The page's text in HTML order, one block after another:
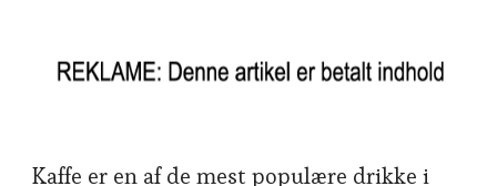
Kaffe er en af de mest populære drikke i